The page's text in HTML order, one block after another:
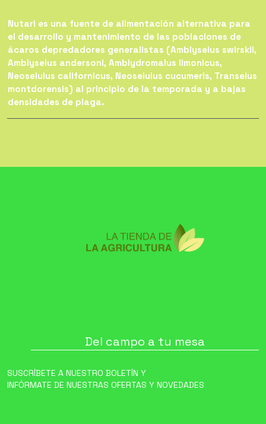
Nutari es una fuente de alimentación alternativa para
el desarrollo y mantenimiento de las poblaciones de
ácaros depredadores generalistas (Amblyseius swirskii,
Amblyseius andersoni, Amblydromalus limonicus,
Neoseiulus californicus, Neoseiulus cucumeris, Transeius
montdorensis) al principio de la temporada y a bajas
densidades de plaga.
Del campo a tu mesa
SUSCRÍBETE A NUESTRO BOLETÍN Y
INFÓRMATE DE NUESTRAS OFERTAS Y NOVEDADES